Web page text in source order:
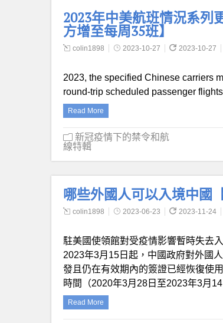
2023年中美航班情況系列
方增至每周35班】
colin1898 2023-10-27 2023-10-27
2023, the specified Chinese carriers
round-trip scheduled passenger
Read More
新冠疫情下的禁令和航
線特輯
哪些外國人可以入境中國
colin1898 2023-06-23 2023-11-24
駐美國使領館對受疫情影響暫時失去
2023年3月15日起，中國政府對外國
發且仍在有效期內的簽證已經恢復使
時間（2020年3月28日至2023年3月
Read More